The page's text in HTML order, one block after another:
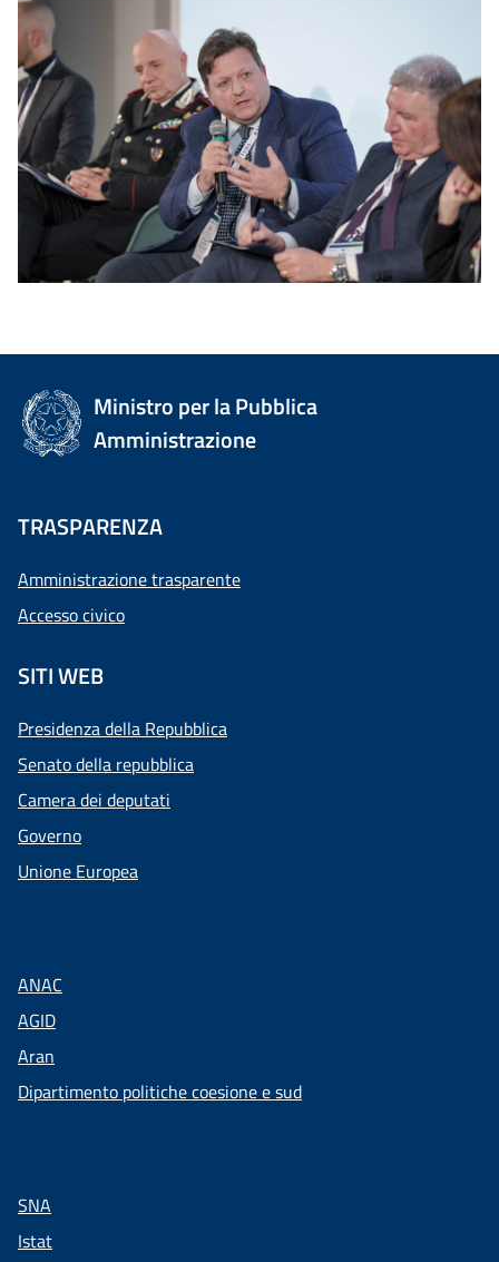
Ministro per la Pubblica
Amministrazione
TRASPARENZA
Amministrazione trasparente
Accesso civico
SITI WEB
Presidenza della Repubblica
Senato della repubblica
Camera dei deputati
Governo
Unione Europea
ANAC
AGID
Aran
Dipartimento politiche coesione e sud
SNA
Istat